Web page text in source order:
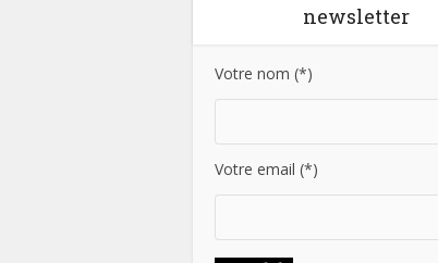
newsletter
Votre nom (*)
Votre email (*)